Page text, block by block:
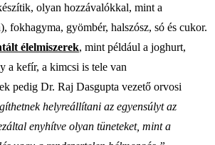
olyan hozzávalókkal, mint a
fokhagyma, gyömbér, halszósz, só és cukor.
élelmiszerek, mint például a joghurt,
a kefír, a kimcsi is tele van
pedig Dr. Raj Dasgupta vezető orvosi
helyreállítani az egyensúlyt az
enyhítve olyan tüneteket, mint a